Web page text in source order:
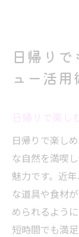
日帰り
ュー活用
日帰りで楽し
な自然を満喫
魅力です。近
な道具や食材
められるよう
短時間でも満